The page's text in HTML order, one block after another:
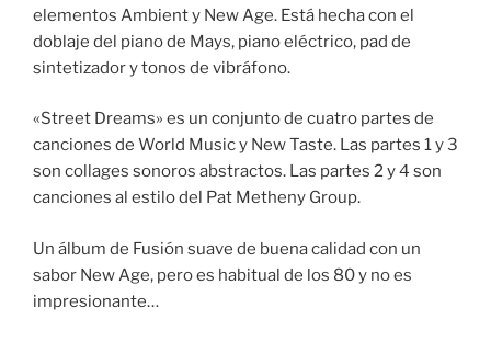
elementos Ambient y New Age. Está hecha con el
doblaje del piano de Mays, piano eléctrico, pad de
sintetizador y tonos de vibráfono.
«Street Dreams» es un conjunto de cuatro partes de
canciones de World Music y New Taste. Las partes 1 y 3
son collages sonoros abstractos. Las partes 2 y 4 son
canciones al estilo del Pat Metheny Group.
Un álbum de Fusión suave de buena calidad con un
sabor New Age, pero es habitual de los 80 y no es
impresionante…